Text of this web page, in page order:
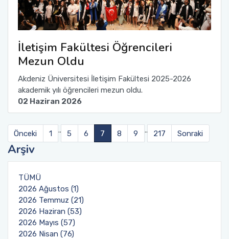
İletişim Fakültesi Öğrencileri
Mezun Oldu
Akdeniz Üniversitesi İletişim Fakültesi 2025-2026
akademik yılı öğrencileri mezun oldu.
02 Haziran 2026
Önceki 1 .. 5 6 7 8 9 .. 217 Sonraki
Arşiv
TÜMÜ
2026 Ağustos (1)
2026 Temmuz (21)
2026 Haziran (53)
2026 Mayıs (57)
2026 Nisan (76)